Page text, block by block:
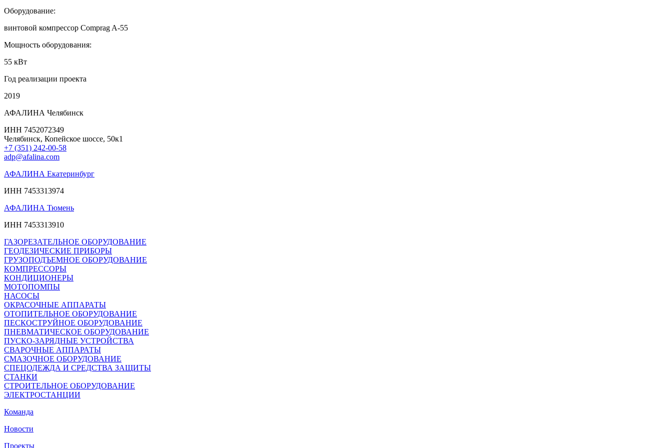
Оборудование:
винтовой компрессор Comprag A-55
Мощность оборудования:
55 кВт
Год реализации проекта
2019
АФАЛИНА Челябинск
ИНН 7452072349
Челябинск, Копейское шоссе, 50к1
+7 (351) 242-00-58
adp@afalina.com
АФАЛИНА Екатеринбург
ИНН 7453313974
АФАЛИНА Тюмень
ИНН 7453313910
ГАЗОРЕЗАТЕЛЬНОЕ ОБОРУДОВАНИЕ
ГЕОДЕЗИЧЕСКИЕ ПРИБОРЫ
ГРУЗОПОДЪЕМНОЕ ОБОРУДОВАНИЕ
КОМПРЕССОРЫ
КОНДИЦИОНЕРЫ
МОТОПОМПЫ
НАСОСЫ
ОКРАСОЧНЫЕ АППАРАТЫ
ОТОПИТЕЛЬНОЕ ОБОРУДОВАНИЕ
ПЕСКОСТРУЙНОЕ ОБОРУДОВАНИЕ
ПНЕВМАТИЧЕСКОЕ ОБОРУДОВАНИЕ
ПУСКО-ЗАРЯДНЫЕ УСТРОЙСТВА
СВАРОЧНЫЕ АППАРАТЫ
СМАЗОЧНОЕ ОБОРУДОВАНИЕ
СПЕЦОДЕЖДА И СРЕДСТВА ЗАЩИТЫ
СТАНКИ
СТРОИТЕЛЬНОЕ ОБОРУДОВАНИЕ
ЭЛЕКТРОСТАНЦИИ
Команда
Новости
Проекты